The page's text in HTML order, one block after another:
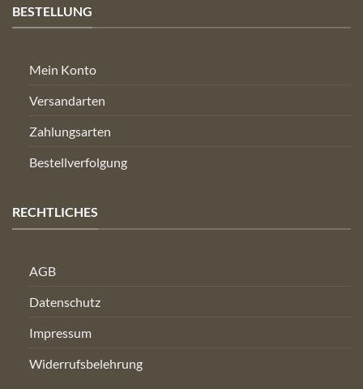
BESTELLUNG
Mein Konto
Versandarten
Zahlungsarten
Bestellverfolgung
RECHTLICHES
AGB
Datenschutz
Impressum
Widerrufsbelehrung